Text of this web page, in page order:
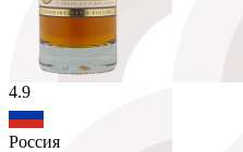
4.9
Россия